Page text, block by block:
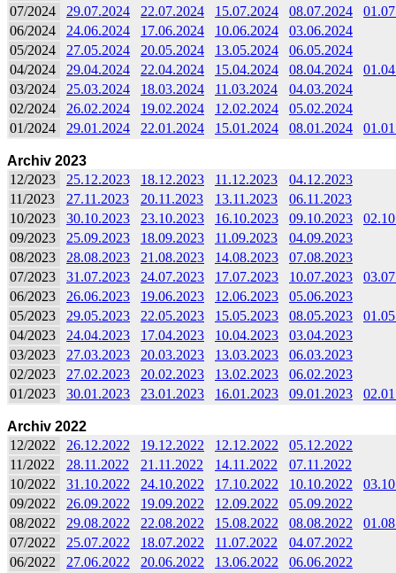
07/2024
29.07.2024 22.07.2024 15.07.2024 08.07.2024
06/2024
24.06.2024 17.06.2024 10.06.2024
03.06.2024
05/2024
27.05.2024 20.05.2024 13.05.2024
06.05.2024
04/2024
29.04.2024 22.04.2024 15.04.2024 08.04.2024
03/2024
25.03.2024 18.03.2024 11.03.2024
04.03.2024
02/2024
26.02.2024 19.02.2024 12.02.2024
05.02.2024
01/2024
29.01.2024 22.01.2024 15.01.2024 08.01.2024
Archiv 2023
12/2023
25.12.2023 18.12.2023 11.12.2023
04.12.2023
11/2023
27.11.2023 20.11.2023 13.11.2023
06.11.2023
10/2023
30.10.2023 23.10.2023 16.10.2023 09.10.2023
09/2023
25.09.2023 18.09.2023 11.09.2023
04.09.2023
08/2023
28.08.2023 21.08.2023 14.08.2023
07.08.2023
07/2023
31.07.2023 24.07.2023 17.07.2023 10.07.2023
06/2023
26.06.2023 19.06.2023 12.06.2023
05.06.2023
05/2023
29.05.2023 22.05.2023 15.05.2023 08.05.2023
04/2023
24.04.2023 17.04.2023 10.04.2023
03.04.2023
03/2023
27.03.2023 20.03.2023 13.03.2023
06.03.2023
02/2023
27.02.2023 20.02.2023 13.02.2023
06.02.2023
01/2023
30.01.2023 23.01.2023 16.01.2023 09.01.2023
Archiv 2022
12/2022
26.12.2022 19.12.2022 12.12.2022
05.12.2022
11/2022
28.11.2022 21.11.2022 14.11.2022
07.11.2022
10/2022
31.10.2022 24.10.2022 17.10.2022 10.10.2022
09/2022
26.09.2022 19.09.2022 12.09.2022
05.09.2022
08/2022
29.08.2022 22.08.2022 15.08.2022 08.08.2022
07/2022
25.07.2022 18.07.2022 11.07.2022
04.07.2022
06/2022
27.06.2022 20.06.2022 13.06.2022
06.06.2022